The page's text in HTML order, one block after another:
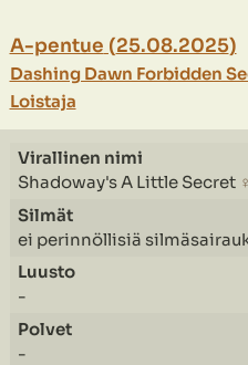
A-pentue (25.08.2025)
Dashing Dawn Forbidden
Loistaja
Shadoway's A Little Secret ♀
ei perinnöllisiä
-
-